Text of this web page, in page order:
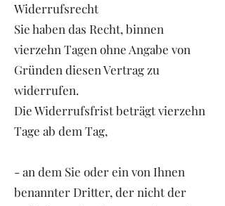
Widerrufsrecht
Sie haben das Recht, binnen
vierzehn Tagen ohne Angabe von
Gründen diesen Vertrag zu
widerrufen.
Die Widerrufsfrist beträgt vierzehn
Tage ab dem Tag,
- an dem Sie oder ein von Ihnen
benannter Dritter, der nicht der